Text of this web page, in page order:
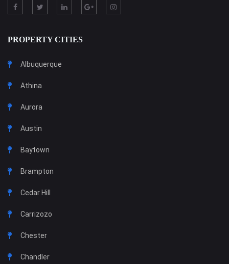
PROPERTY CITIES
Albuquerque
Athina
Aurora
Austin
Baytown
Brampton
Cedar Hill
Carrizozo
Chester
Chandler